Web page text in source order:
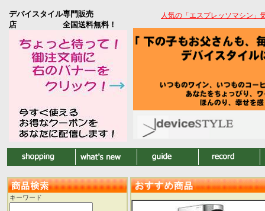
デバイスタイル専門販売
店 全国送料無料！
人気の「エスプレッソマシン」
キーワード